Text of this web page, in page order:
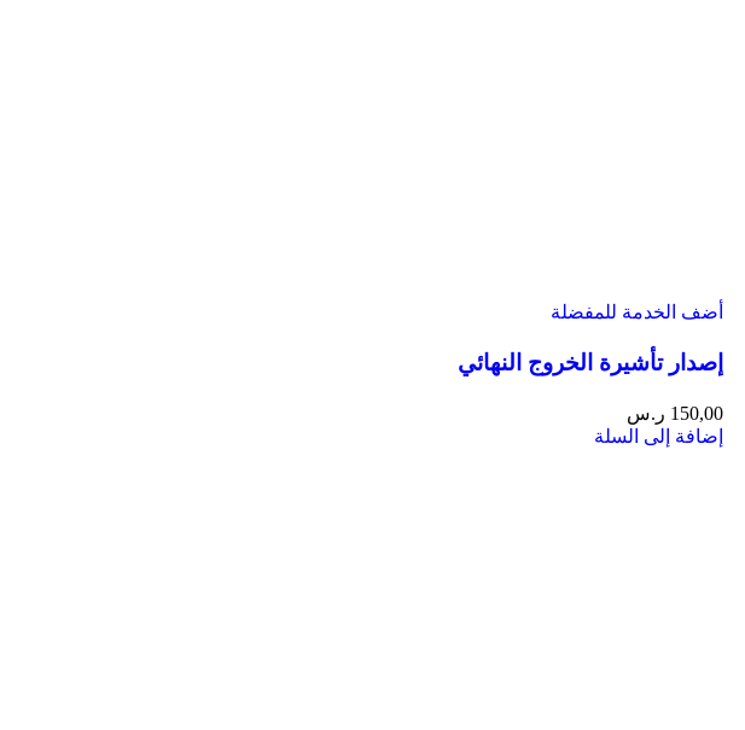
أضف الخدمة للمفضلة
إصدار تأشيرة الخروج النهائي
150,00 ر.س
إضافة إلى السلة